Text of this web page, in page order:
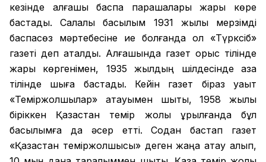
кезінде алғашқы баспа парақшалары жарық көре
бастады. Салалық басылым 1931 жылы мерзімді
баспасөз мәртебесіне ие болғанда ол «Түрксіб»
газеті деп аталды. Алғашында газет орыс тілінде
жарық көргенімен, 1935 жылдың шілдесінде қазақ
тілінде шыға бастады. Кейін газет біраз уақыт
«Теміржолшылар» атауымен шықты, 1958 жылы
біріккен Қазақстан темір жолы құрылғанда бұл
басылымға да әсер етті. Содан бастап газет
«Қазақстан теміржолшысы» деген жаңа атау алып,